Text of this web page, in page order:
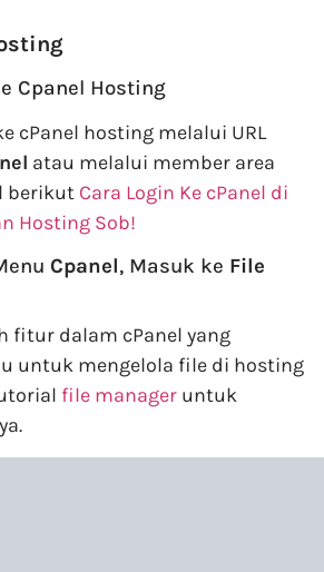
Cpanel Hosting
cPanel hosting melalui URL
atau melalui member area
berikut Cara Login Ke cPanel di
Hosting Sob!
Cpanel, Masuk ke File
fitur dalam cPanel yang
untuk mengelola file di hosting
file manager untuk